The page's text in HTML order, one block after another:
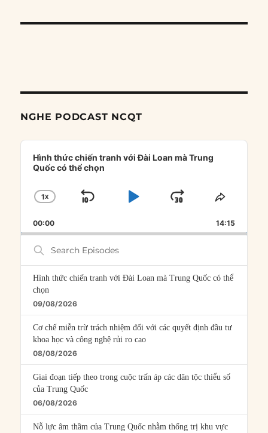
NGHE PODCAST NCQT
Audio
Player
Hình thức chiến tranh với Đài Loan mà Trung
Quốc có thể chọn
CHANGE
RATE
1X
SKIP
PLAYJUMP
FORWARD
SHARE
00:00 14:15
Search
Episodes
Hình thức chiến tranh với Đài Loan mà Trung Quốc có thể
chọn
09/08/2026
Cơ chế miễn trừ trách nhiệm đối với các quyết định đầu tư
khoa học và công nghệ rủi ro cao
08/08/2026
Giai đoạn tiếp theo trong cuộc trấn áp các dân tộc thiểu số
của Trung Quốc
06/08/2026
Nỗ lực âm thầm của Trung Quốc nhằm thống trị khu vực